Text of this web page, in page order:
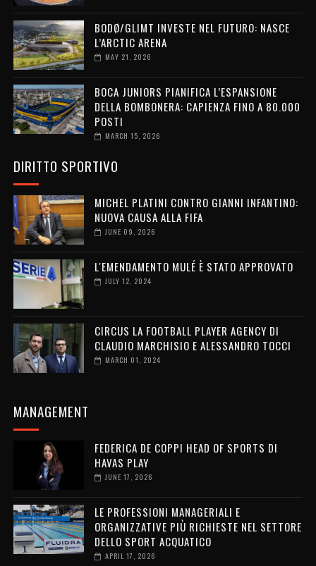
BODØ/GLIMT INVESTE NEL FUTURO: NASCE
L’ARCTIC ARENA
MAY 21, 2026
BOCA JUNIORS PIANIFICA L’ESPANSIONE
DELLA BOMBONERA: CAPIENZA FINO A 80.000
POSTI
MARCH 15, 2026
DIRITTO SPORTIVO
MICHEL PLATINI CONTRO GIANNI INFANTINO:
NUOVA CAUSA ALLA FIFA
JUNE 09, 2026
L'EMENDAMENTO MULÉ È STATO APPROVATO
JULY 12, 2024
CIRCUS LA FOOTBALL PLAYER AGENCY DI
CLAUDIO MARCHISIO E ALESSANDRO TOCCI
MARCH 01, 2024
MANAGEMENT
FEDERICA DE COPPI HEAD OF SPORTS DI
HAVAS PLAY
JUNE 17, 2026
LE PROFESSIONI MANAGERIALI E
ORGANIZZATIVE PIÙ RICHIESTE NEL SETTORE
DELLO SPORT ACQUATICO
APRIL 17, 2026